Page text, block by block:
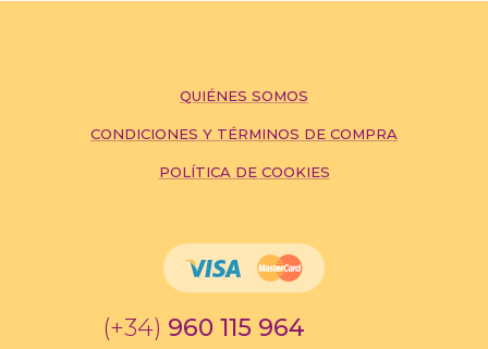
QUIÉNES SOMOS
CONDICIONES Y TÉRMINOS DE COMPRA
POLÍTICA DE COOKIES
(+34) 960 115 964